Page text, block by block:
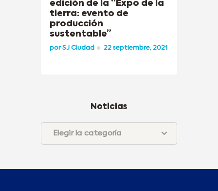
edición de la “Expo de la
tierra: evento de
producción
sustentable”
porSJ Ciudad 22 septiembre, 2021
Noticias